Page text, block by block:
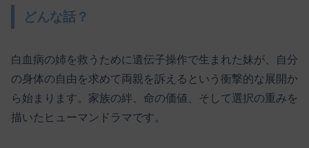
どんな話？
白血病の姉を救うために遺伝子操作で生まれた妹が、自分
の身体の自由を求めて両親を訴えるという衝撃的な展開か
ら始まります。家族の絆、命の価値、そして選択の重みを
描いたヒューマンドラマです。